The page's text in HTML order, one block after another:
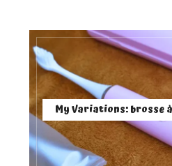
My Variations: brosse